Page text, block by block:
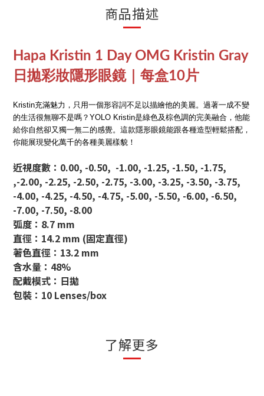
商品描述
Hapa Kristin 1 Day OMG Kristin Gray
日拋彩妝隱形眼鏡｜每盒10片
Kristin充滿魅力，只用一個形容詞不足以描繪他的美麗。過著一成不變
的生活很無聊不是嗎？YOLO Kristin是綠色及棕色調的完美融合，他能
給你自然卻又獨一無二的感覺。這款隱形眼鏡能跟各種造型輕鬆搭配，
你能展現變化萬千的各種美麗樣貌！
近視度數：0.00, -0.50, -1.00, -1.25, -1.50, -1.75,
,-2.00, -2.25, -2.50, -2.75, -3.00, -3.25, -3.50, -3.75,
-4.00, -4.25, -4.50, -4.75, -5.00, -5.50, -6.00, -6.50,
-7.00, -7.50, -8.00
弧度：8.7 mm
直徑：14.2 mm (固定直徑)
著色直徑：13.2 mm
含水量：48%
配戴模式：日拋
包裝：10 Lenses/box
了解更多